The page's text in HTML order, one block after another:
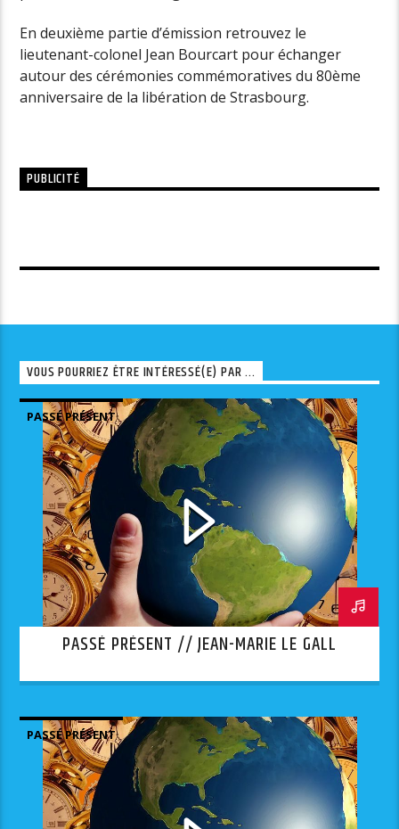
En deuxième partie d’émission retrouvez le
lieutenant-colonel Jean Bourcart pour échanger
autour des cérémonies commémoratives du 80ème
anniversaire de la libération de Strasbourg.
PUBLICITÉ
VOUS POURRIEZ ÊTRE INTÉRESSÉ(E) PAR ...
PASSÉ PRÉSENT
PASSÉ PRÉSENT // JEAN-MARIE LE GALL
PASSÉ PRÉSENT